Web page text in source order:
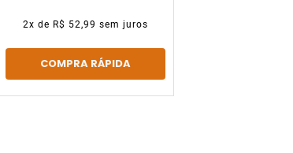
2x de R$ 52,99 sem juros
COMPRA RÁPIDA